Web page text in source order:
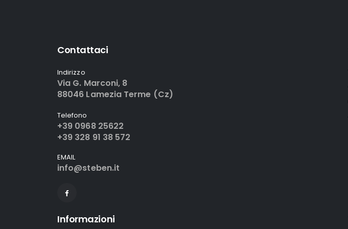
Contattaci
Indirizzo
Via G. Marconi, 8
88046 Lamezia Terme (Cz)
Telefono
+39 0968 25622
+39 328 91 38 572
EMAIL
info@steben.it
Informazioni